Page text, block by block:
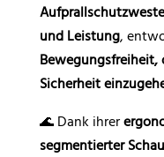
und Leistung,
Bewegungsfreiheit,
Sicherheit
🌊 Dank ihrer
segmentierter